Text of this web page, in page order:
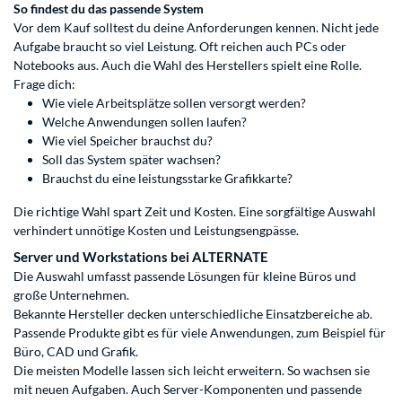
So findest du das passende System
Vor dem Kauf solltest du deine Anforderungen kennen. Nicht jede
Aufgabe braucht so viel Leistung. Oft reichen auch PCs oder
Notebooks aus. Auch die Wahl des Herstellers spielt eine Rolle.
Frage dich:
Wie viele Arbeitsplätze sollen versorgt werden?
Welche Anwendungen sollen laufen?
Wie viel Speicher brauchst du?
Soll das System später wachsen?
Brauchst du eine leistungsstarke Grafikkarte?
Die richtige Wahl spart Zeit und Kosten. Eine sorgfältige Auswahl
verhindert unnötige Kosten und Leistungsengpässe.
Server und Workstations bei ALTERNATE
Die Auswahl umfasst passende Lösungen für kleine Büros und
große Unternehmen.
Bekannte Hersteller decken unterschiedliche Einsatzbereiche ab.
Passende Produkte gibt es für viele Anwendungen, zum Beispiel für
Büro, CAD und Grafik.
Die meisten Modelle lassen sich leicht erweitern. So wachsen sie
mit neuen Aufgaben. Auch Server-Komponenten und passende